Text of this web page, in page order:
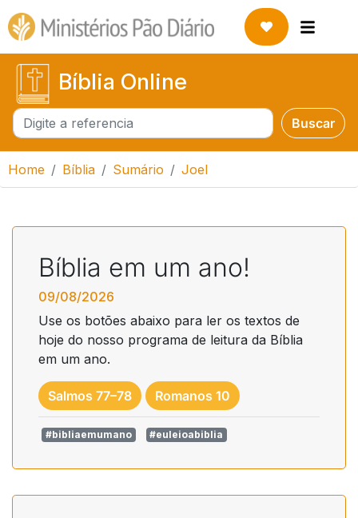
Bíblia Online
Buscar Buscar
Home Bíblia Sumário Joel
Bíblia em um ano!
09/08/2026
Use os botões abaixo para ler os textos de
hoje do nosso programa de leitura da Bíblia
em um ano.
Salmos 77–78 Romanos 10
#bibliaemumano #euleioabiblia